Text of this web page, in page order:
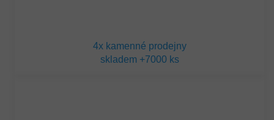
4x kamenné prodejny
skladem +7000 ks